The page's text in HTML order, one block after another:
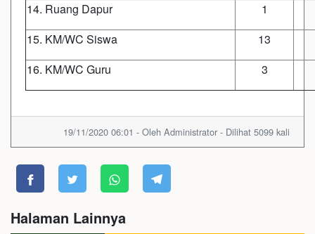
14. Ruang Dapur
1
15. KM/WC Siswa
13
16. KM/WC Guru
3
19/11/2020 06:01 - Oleh Administrator - Dilihat 5099 kali
Halaman Lainnya